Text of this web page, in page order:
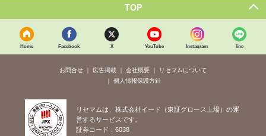
TOP
Home Facebook X YouTube Instagram line
お問合せ 広告掲載 会社概要
リセマムについて
個人情報保護方針
リセマムは、株式会社イード（東証グロース上場）の運
営するサービスです。
証券コード：6038